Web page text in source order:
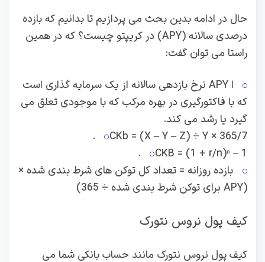
حال در ادامه بدین بحث می پردازیم تا بدانیم که بازده
درصدی سالانه (APY) در کریپتو چیست؟ که در همین
راستا می توان گفت:
ا APY نرخ بازدهی سالانه از یک سرمایه گذاری است
که با فاکتورگیری در بهره مرکب که با موجودی تعلق می
گیرد یا رشد می کند.
CKb = (X – Y – Z) ÷ Y × 365/7.
CKB = (1 + r/n)ⁿ – 1.
بازده روزانه = تعداد کل توکن های شرط بندی شده ×
(APY برای توکن شرط بندی شده ÷ 365)
کیف پول نروس نتورک
کیف پول نروس نتورک مانند حساب بانکی شما می